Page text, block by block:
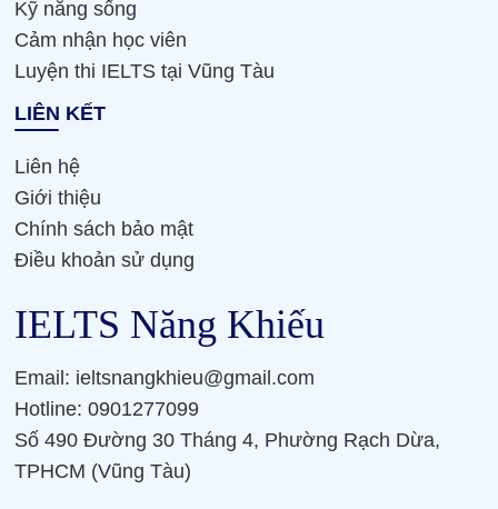
Kỹ năng sống
Cảm nhận học viên
Luyện thi IELTS tại Vũng Tàu
LIÊN KẾT
Liên hệ
Giới thiệu
Chính sách bảo mật
Điều khoản sử dụng
IELTS Năng Khiếu
Email: ieltsnangkhieu@gmail.com
Hotline: 0901277099
Số 490 Đường 30 Tháng 4, Phường Rạch Dừa,
TPHCM (Vũng Tàu)